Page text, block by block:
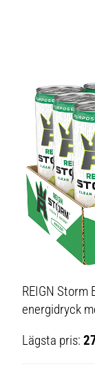
REIGN Storm
energidryck
Lägsta pris: